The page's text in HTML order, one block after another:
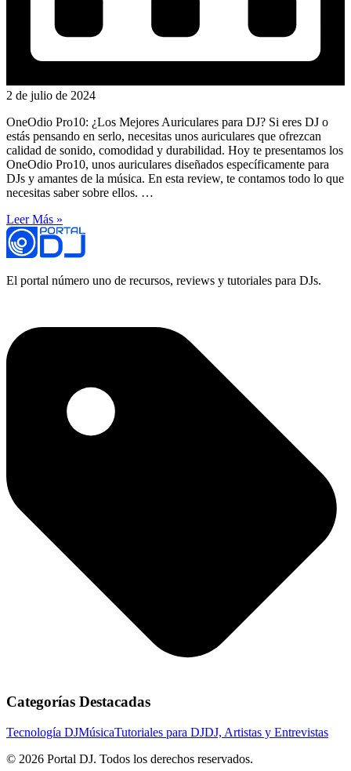
2 de julio de 2024
OneOdio Pro10: ¿Los Mejores Auriculares para DJ? Si eres DJ o
estás pensando en serlo, necesitas unos auriculares que ofrezcan
calidad de sonido, comodidad y durabilidad. Hoy te presentamos los
OneOdio Pro10, unos auriculares diseñados específicamente para
DJs y amantes de la música. En esta review, te contamos todo lo que
necesitas saber sobre ellos. …
Leer Más »
El portal número uno de recursos, reviews y tutoriales para DJs.
Categorías Destacadas
Tecnología DJMúsicaTutoriales para DJDJ, Artistas y Entrevistas
© 2026 Portal DJ. Todos los derechos reservados.